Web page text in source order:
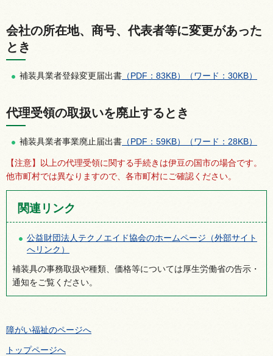
会社の所在地、商号、代表者等に変更があった
とき
補装具業者登録変更届出書 （PDF：83KB） （ワード：30KB）
代理受領の取扱いを廃止するとき
補装具業者事業廃止届出書 （PDF：59KB） （ワード：28KB）
【注意】以上の代理受領に関する手続きは伊豆の国市の場合です。
他市町村では異なりますので、各市町村にご確認ください。
関連リンク
公益財団法人テクノエイド協会のホームページ（外部サイト
へリンク）
補装具の事務取扱や種類、価格等については厚生労働省の告示・
通知をご覧ください。
障がい福祉のページへ
トップページへ